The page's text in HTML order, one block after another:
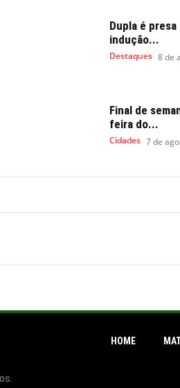
Dupla é
indução...
Destaques 8 de
Final de
feira do...
Cidades 7 de
HOME